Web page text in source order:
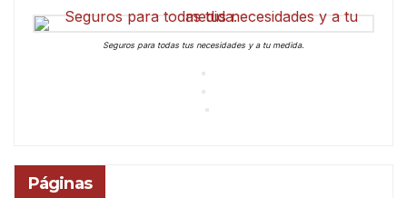
Seguros para todas tus necesidades y a tu medida.
Páginas